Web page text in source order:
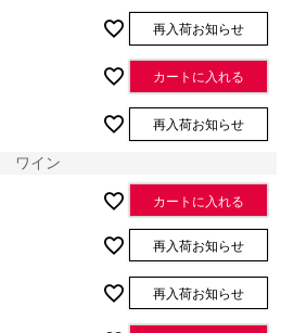
再入荷お知らせ
カートに入れる
再入荷お知らせ
ワイン
カートに入れる
再入荷お知らせ
再入荷お知らせ